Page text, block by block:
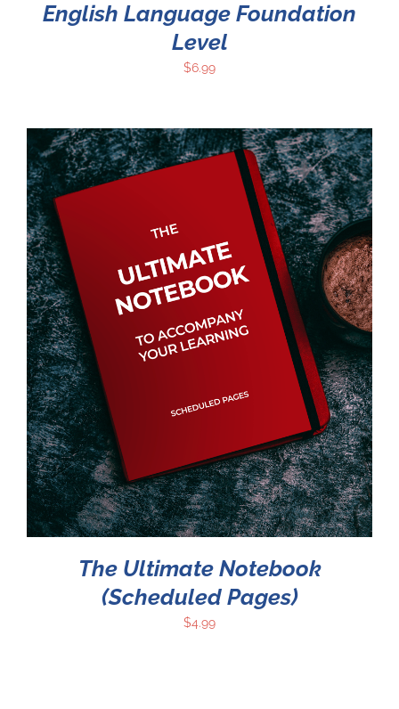
English Language Foundation
Level
$6.99
The Ultimate Notebook
(Scheduled Pages)
$4.99